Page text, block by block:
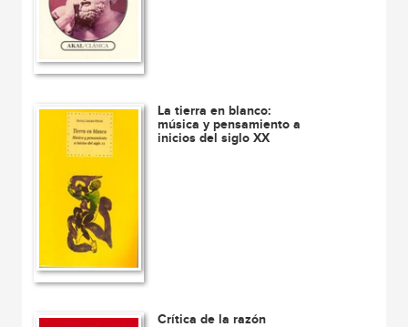
La tierra en blanco:
música y pensamiento a
inicios del siglo XX
Crítica de la razón